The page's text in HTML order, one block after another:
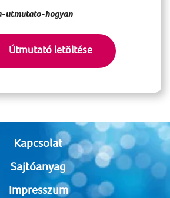
utmutato-hogyan
Útmutató letöltése
Kapcsolat
Sajtóanyag
Impresszum